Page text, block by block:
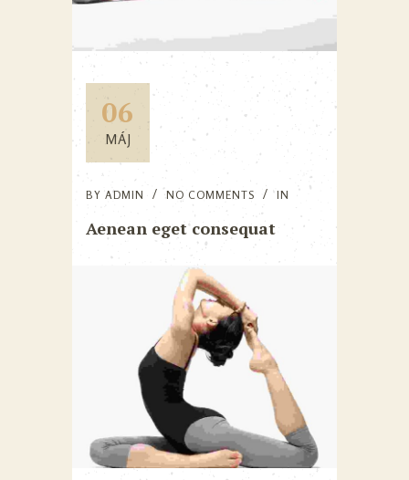
06
MÁJ
BY ADMIN NO COMMENTS IN
Aenean eget consequat